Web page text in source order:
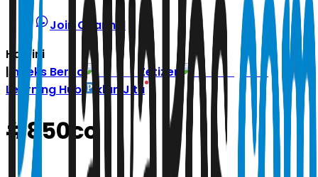
Join Channel
Hari ini
| Indeks Berita
Zetizen
Learning Hub
Iklan Jitu
#850cc